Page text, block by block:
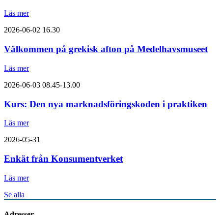
Läs mer
2026-06-02 16.30
Välkommen på grekisk afton på Medelhavsmuseet
Läs mer
2026-06-03 08.45-13.00
Kurs: Den nya marknadsföringskoden i praktiken
Läs mer
2026-05-31
Enkät från Konsumentverket
Läs mer
Se alla